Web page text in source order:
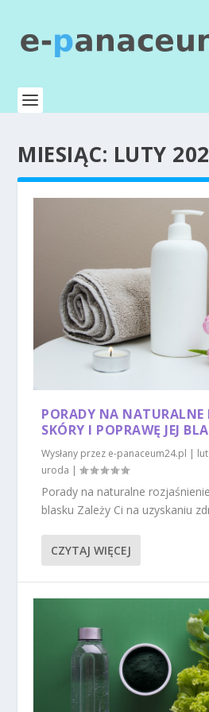
MIESIĄC: LUTY
PORADY NA NATURALNE
SKÓRY I POPRAWĘ JEJ
Wysłany przez e-panaceum24.pl |
uroda |
Porady na naturalne
blasku Zależy Ci na uzyskaniu
CZYTAJ WIĘCEJ